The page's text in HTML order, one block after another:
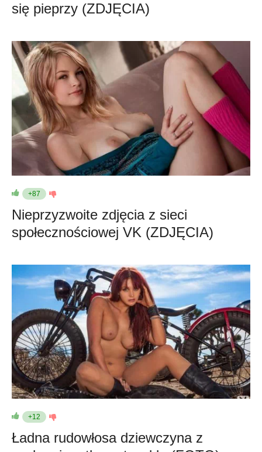
się pieprzy (ZDJĘCIA)
+87
Nieprzyzwoite zdjęcia z sieci
społecznościowej VK (ZDJĘCIA)
+12
Ładna rudowłosa dziewczyna z